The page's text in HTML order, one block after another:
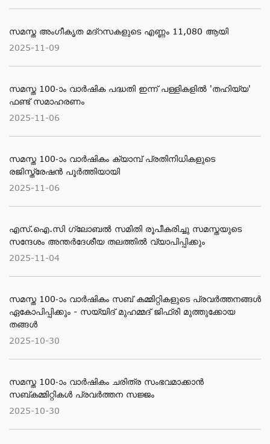
സമസ്ത അംഗീകൃത മദ്റസകളുടെ എണ്ണം 11,080 ആയി
2025-11-09
സമസ്ത 100-ാം വാര്‍ഷിക പദ്ധതി ഇന്ന് പള്ളികളില്‍ 'തഹിയ്യ'
ഫണ്ട് സമാഹരണം
2025-11-06
സമസ്ത 100-ാം വാര്‍ഷികം ക്യാമ്പ് പ്രതിനിധികളുടെ
രജിസ്ത്രേഷന്‍ പൂര്‍ത്തിയായി
2025-11-06
എസ്.ഐ.സി ഗ്ലോബല്‍ സമിതി രൂപീകരിച്ചു സമസ്തയുടെ
സന്ദേശം അന്തര്‍ദേശീയ തലത്തില്‍ വ്യാപിപ്പിക്കും
2025-11-04
സമസ്ത 100-ാം വാര്‍ഷികം സബ് കമ്മിറ്റികളുടെ പ്രവര്‍ത്തനങ്ങള്‍
ഏകോപിപ്പിക്കും - സയ്യിദ് മുഹമ്മദ് ജിഫ്രി മുത്തുക്കോയ
തങ്ങള്‍
2025-10-30
സമസ്ത 100-ാം വാര്‍ഷികം ചരിത്ര സംഭവമാക്കാന്‍
സബ്കമ്മിറ്റികള്‍ പ്രവര്‍ത്തന സജ്ജം
2025-10-30